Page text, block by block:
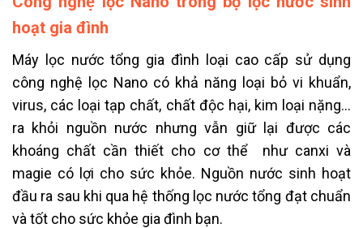
hoạt gia đình
Máy lọc nước tổng gia đình loại cao cấp sử dụng
công nghệ lọc Nano có khả năng loại bỏ vi khuẩn,
virus, các loại tạp chất, chất độc hại, kim loại nặng…
ra khỏi nguồn nước nhưng vẫn giữ lại được các
khoáng chất cần thiết cho cơ thể như canxi và
magie có lợi cho sức khỏe. Nguồn nước sinh hoạt
đầu ra sau khi qua hệ thống lọc nước tổng đạt chuẩn
và tốt cho sức khỏe gia đình bạn.